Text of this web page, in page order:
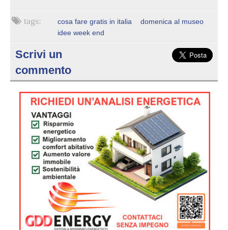
cosa fare gratis in italia
domenica al museo
idee week end
Scrivi un
commento